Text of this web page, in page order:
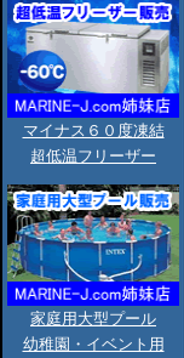
マイナス６０度凍結
超低温フリーザー
家庭用大型プール
幼稚園・イベント用